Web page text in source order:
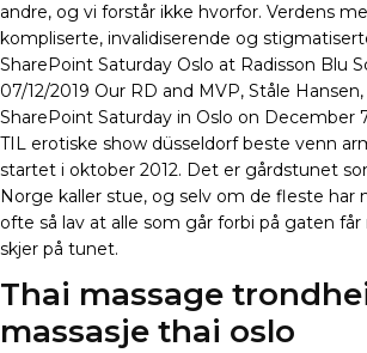
andre, og vi forstår ikke hvorfor. Verdens
kompliserte, invalidiserende og
SharePoint Saturday Oslo at Radisson Blu
07/12/2019 Our RD and MVP, Ståle
SharePoint Saturday in Oslo on December
TIL erotiske show düsseldorf beste venn
startet i oktober 2012. Det er gårdstunet
Norge kaller stue, og selv om de fleste har
ofte så lav at alle som går forbi på gaten
skjer på tunet.
Thai massage
massasje thai oslo